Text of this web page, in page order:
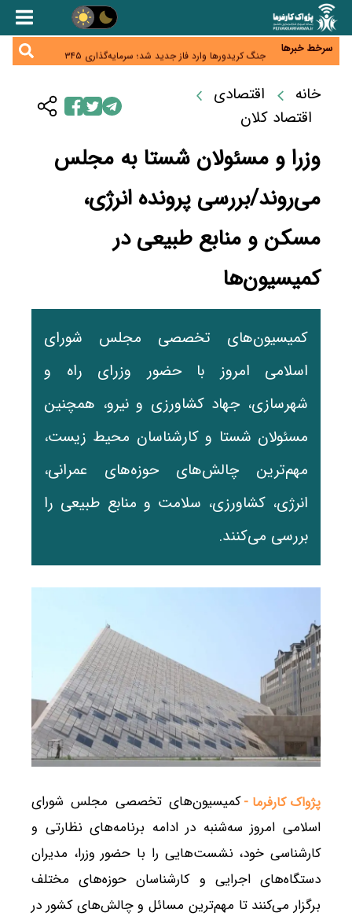
سرخط خبرها
همایش و مسابقه نذری ماه صفر برگزار شد
زائران اربعین نگران ارز باقی‌مانده نباشند؛ خرید دینار در
جنگ کریدورها وارد فاز جدید شد؛ سرمایه‌گذاری ۳۴۵
میلیارد دلاری اوراسیا تا ۲۰۳۵
شبکه کمتر توسعه می‌یابد
تأمین سرمایه در گردش بدون خلق نقدینگی؛ نقش
جدید سیاست‌های مالیاتی در حمایت از تولید
خانه
اقتصادی
اقتصاد کلان
وزرا و مسئولان شستا به مجلس
می‌روند/بررسی پرونده انرژی،
مسکن و منابع طبیعی در
کمیسیون‌ها
کمیسیون‌های تخصصی مجلس شورای
اسلامی امروز با حضور وزرای راه و
شهرسازی، جهاد کشاورزی و نیرو، همچنین
مسئولان شستا و کارشناسان محیط زیست،
مهم‌ترین چالش‌های حوزه‌های عمرانی،
انرژی، کشاورزی، سلامت و منابع طبیعی را
بررسی می‌کنند.
پژواک کارفرما - کمیسیون‌های تخصصی مجلس شورای
اسلامی امروز سه‌شنبه در ادامه برنامه‌های نظارتی و
کارشناسی خود، نشست‌هایی را با حضور وزرا، مدیران
دستگاه‌های اجرایی و کارشناسان حوزه‌های مختلف
برگزار می‌کنند تا مهم‌ترین مسائل و چالش‌های کشور در